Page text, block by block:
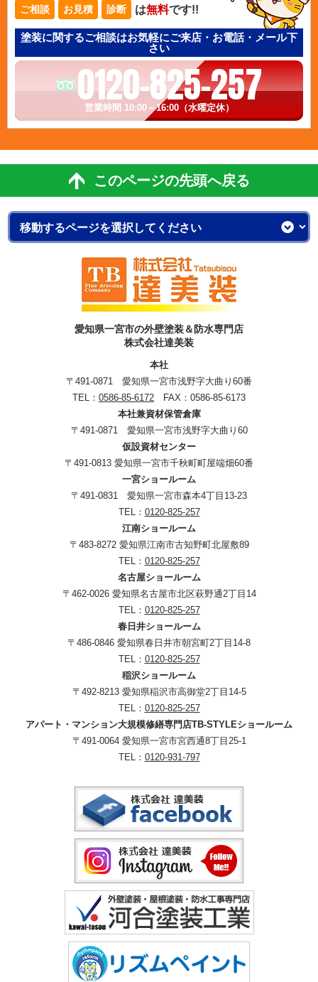
ご相談 お見積 診断 は無料です!!
塗装に関するご相談はお気軽にご来店・お電話・メール下
さい
0120-825-257
営業時間 10:00～16:00（水曜定休）
このページの先頭へ戻る
愛知県一宮市の外壁塗装＆防水専門店
株式会社達美装
本社
〒491-0871 愛知県一宮市浅野字大曲り60番
TEL： 0586-85-6172 FAX：0586-85-6173
本社兼資材保管倉庫
〒491-0871 愛知県一宮市浅野字大曲り60
仮設資材センター
〒491-0813 愛知県一宮市千秋町町屋端畑60番
一宮ショールーム
〒491-0831 愛知県一宮市森本4丁目13-23
TEL： 0120-825-257
江南ショールーム
〒483-8272 愛知県江南市古知野町北屋敷89
TEL： 0120-825-257
名古屋ショールーム
〒462-0026 愛知県名古屋市北区萩野通2丁目14
TEL： 0120-825-257
春日井ショールーム
〒486-0846 愛知県春日井市朝宮町2丁目14-8
TEL： 0120-825-257
稲沢ショールーム
〒492-8213 愛知県稲沢市高御堂2丁目14-5
TEL： 0120-825-257
アパート・マンション大規模修繕専門店TB-STYLEショールーム
〒491-0064 愛知県一宮市宮西通8丁目25-1
TEL： 0120-931-797